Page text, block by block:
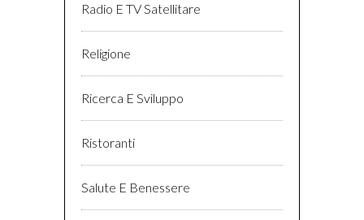
Radio E TV Satellitare
Religione
Ricerca E Sviluppo
Ristoranti
Salute E Benessere